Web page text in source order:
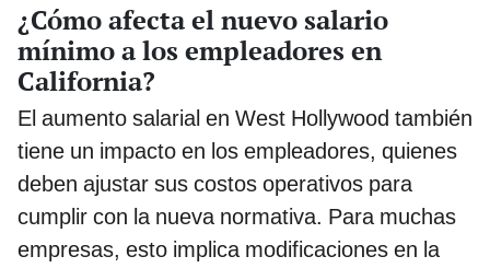
¿Cómo afecta el nuevo salario
mínimo a los empleadores en
California?
El aumento salarial en West Hollywood también
tiene un impacto en los empleadores, quienes
deben ajustar sus costos operativos para
cumplir con la nueva normativa. Para muchas
empresas, esto implica modificaciones en la